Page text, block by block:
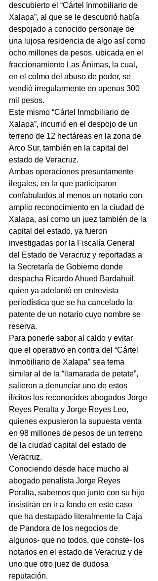
descubierto el “Cártel Inmobiliario de
Xalapa”, al que se le descubrió había
despojado a conocido personaje de
una lujosa residencia de algo así como
ocho millones de pesos, ubicada en el
fraccionamiento Las Ánimas, la cual,
en el colmo del abuso de poder, se
vendió irregularmente en apenas 300
mil pesos.
Este mismo “Cártel Inmobiliario de
Xalapa”, incurrió en el despojo de un
terreno de 12 hectáreas en la zona de
Arco Sur, también en la capital del
estado de Veracruz.
Ambas operaciones presuntamente
ilegales, en la que participaron
confabulados al menos un notario con
amplio reconocimiento en la ciudad de
Xalapa, así como un juez también de la
capital del estado, ya fueron
investigadas por la Fiscalía General
del Estado de Veracruz y reportadas a
la Secretaría de Gobierno donde
despacha Ricardo Ahued Bardahuil,
quien ya adelantó en entrevista
periodística que se ha cancelado la
patente de un notario cuyo nombre se
reserva.
Para ponerle sabor al caldo y evitar
que el operativo en contra del “Cártel
Inmobiliario de Xalapa” sea tema
similar al de la “llamarada de petate”,
salieron a denunciar uno de estos
ilícitos los reconocidos abogados Jorge
Reyes Peralta y Jorge Reyes Leo,
quienes expusieron la supuesta venta
en 98 millones de pesos de un terreno
de la ciudad capital del estado de
Veracruz.
Conociendo desde hace mucho al
abogado penalista Jorge Reyes
Peralta, sabemos que junto con su hijo
insistirán en ir a fondo en este caso
que ha destapado literalmente la Caja
de Pandora de los negocios de
algunos- que no todos, que conste- los
notarios en el estado de Veracruz y de
uno que otro juez de dudosa
reputación.